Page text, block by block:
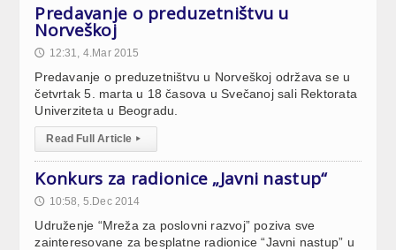
Predavanje o preduzetništvu u
Norveškoj
🕔 12:31, 4.Mar 2015
Predavanje o preduzetništvu u Norveškoj održava se u
četvrtak 5. marta u 18 časova u Svečanoj sali Rektorata
Univerziteta u Beogradu.
Read Full Article ▸
Konkurs za radionice „Javni nastup“
🕔 10:58, 5.Dec 2014
Udruženje “Mreža za poslovni razvoj” poziva sve
zainteresovane za besplatne radionice “Javni nastup” u